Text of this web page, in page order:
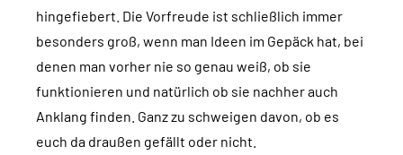
hingefiebert. Die Vorfreude ist schließlich immer
besonders groß, wenn man Ideen im Gepäck hat, bei
denen man vorher nie so genau weiß, ob sie
funktionieren und natürlich ob sie nachher auch
Anklang finden. Ganz zu schweigen davon, ob es
euch da draußen gefällt oder nicht.